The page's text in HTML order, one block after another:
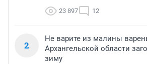
23 897 12
2
Не варите из малины
Архангельской области
зиму